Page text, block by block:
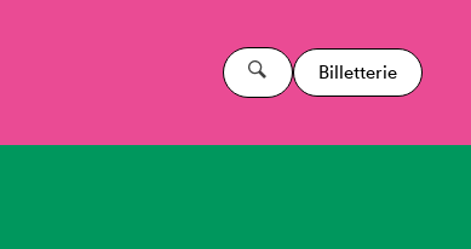
Billetterie